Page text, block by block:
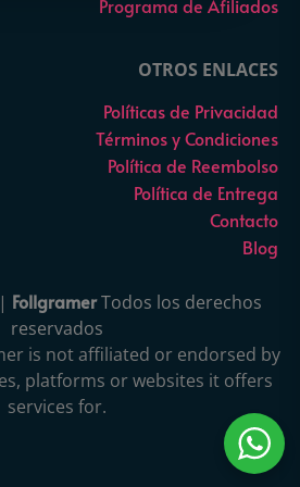
Programa de Afiliados
OTROS ENLACES
Políticas de Privacidad
Términos y Condiciones
Política de Reembolso
Política de Entrega
Contacto
Blog
FollgramerTodos los derechos
reservados
is not affiliated or endorsed by
platforms or websites it offers
services for.